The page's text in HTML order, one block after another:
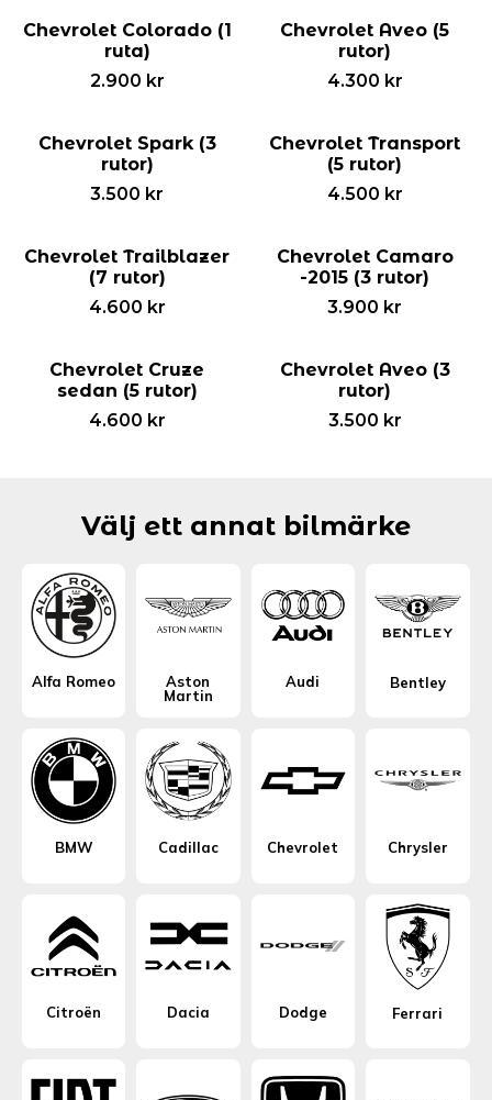
Chevrolet Colorado (1
ruta)
2.900 kr
Chevrolet Aveo (5
rutor)
4.300 kr
Chevrolet Spark (3
rutor)
3.500 kr
Chevrolet Transport
(5 rutor)
4.500 kr
Chevrolet Trailblazer
(7 rutor)
4.600 kr
Chevrolet Camaro
-2015 (3 rutor)
3.900 kr
Chevrolet Cruze
sedan (5 rutor)
4.600 kr
Chevrolet Aveo (3
rutor)
3.500 kr
Välj ett annat bilmärke
Alfa Romeo
Aston
Martin
Audi Bentley
BMW Cadillac Chevrolet Chrysler
Citroën Dacia Dodge Ferrari